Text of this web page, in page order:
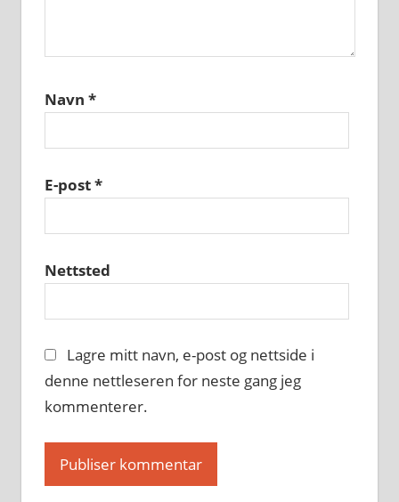
Navn *
E-post*
Nettsted
Lagre mitt navn, e-post og nettside i
denne nettleseren for neste gang jeg
kommenterer.